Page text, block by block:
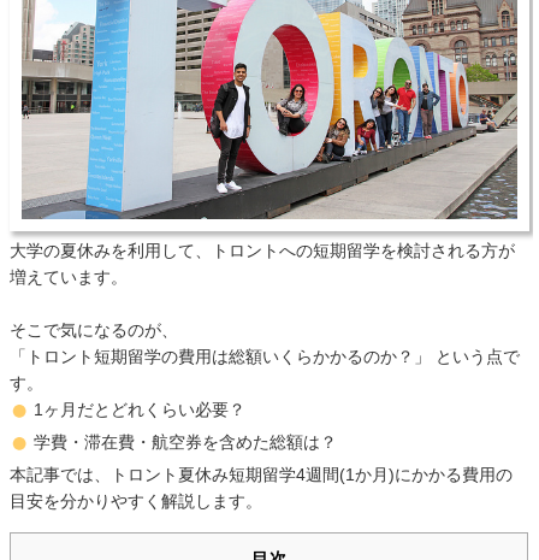
大学の夏休みを利用して、トロントへの短期留学を検討される方が
増えています。
そこで気になるのが、
「トロント短期留学の費用は総額いくらかかるのか？」 という点で
す。
1ヶ月だとどれくらい必要？
学費・滞在費・航空券を含めた総額は？
本記事では、トロント夏休み短期留学4週間(1か月)にかかる費用の
目安を分かりやすく解説します。